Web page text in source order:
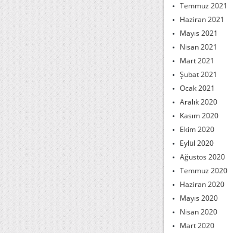
Temmuz 2021
Haziran 2021
Mayıs 2021
Nisan 2021
Mart 2021
Şubat 2021
Ocak 2021
Aralık 2020
Kasım 2020
Ekim 2020
Eylül 2020
Ağustos 2020
Temmuz 2020
Haziran 2020
Mayıs 2020
Nisan 2020
Mart 2020